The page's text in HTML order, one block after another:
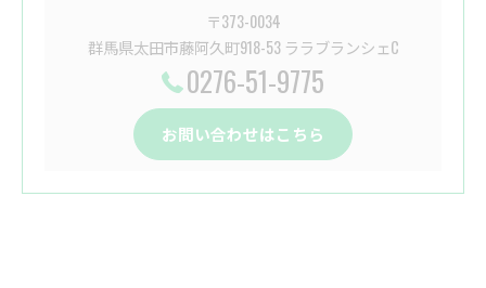
〒373-0034
群馬県太田市藤阿久町918-53 ララブランシェC
0276-51-9775
お問い合わせはこちら